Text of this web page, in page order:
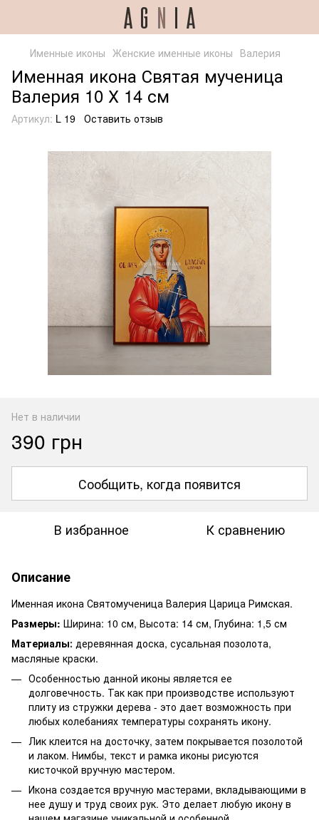
Именные иконы Женские именные иконы Валерия
Именная икона Святая мученица
Валерия 10 Х 14 см
Артикул: L 19 Оставить отзыв
Нет в наличии
390 грн
Сообщить, когда появится
В избранное К сравнению
Описание
Именная икона Святомученица Валерия Царица Римская.
Размеры: Ширина: 10 см, Высота: 14 см, Глубина: 1,5 см
Материалы: деревянная доска, сусальная позолота,
масляные краски.
Особенностью данной иконы является ее
долговечность. Так как при производстве используют
плиту из стружки дерева - это дает возможность при
любых колебаниях температуры сохранять икону.
Лик клеится на досточку, затем покрывается позолотой
и лаком. Нимбы, текст и рамка иконы рисуются
кисточкой вручную мастером.
Икона создается вручную мастерами, вкладывающими в
нее душу и труд своих рук. Это делает любую икону в